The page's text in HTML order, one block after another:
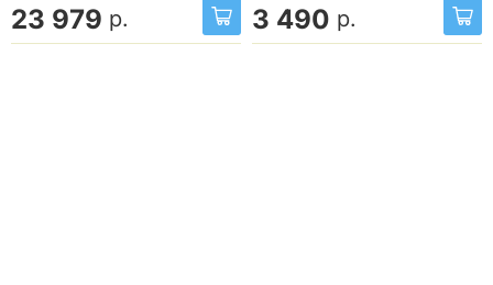
23 979 р. 3 490 р.